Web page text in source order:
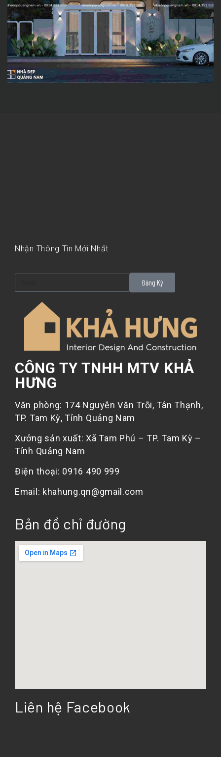
Nhận Thông Tin Mới Nhất
Đăng Ký
CÔNG TY TNHH MTV KHẢ
HƯNG
Văn phòng: 174 Nguyễn Văn Trỗi, Tân Thạnh,
TP. Tam Kỳ, Tỉnh Quảng Nam
Xưởng sản xuất: Xã Tam Phú – TP. Tam Kỳ –
Tỉnh Quảng Nam
Điện thoại: 0916 490 999
Email: khahung.qn@gmail.com
Bản đồ chỉ đường
Liên hệ Facebook